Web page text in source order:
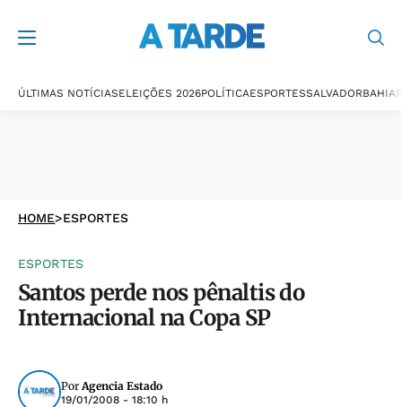
ÚLTIMAS NOTÍCIASELEIÇÕES 2026POLÍTICAESPORTESSALVADORBAHIA
HOME>ESPORTES
ESPORTES
Santos perde nos pênaltis do
Internacional na Copa SP
PorAgencia Estado
19/01/2008 - 18:10 h